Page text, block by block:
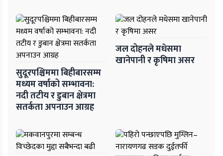
सुदूरपश्चिममा बिहीबारसम्म
मध्यम वर्षाको सम्भावना:
नदी तटीय र डुबान क्षेत्रमा
सतर्कता अपनाउन आग्रह
जल दोहनले मधेसमा
खानेपानी र कृषिमा असर